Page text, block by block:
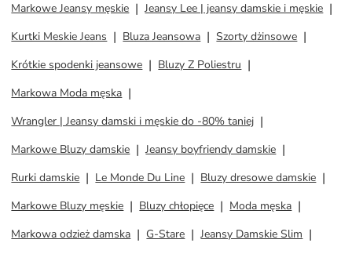
Markowe Jeansy męskie
Jeansy Lee | jeansy damskie i męskie
Kurtki Meskie Jeans
Bluza Jeansowa
Szorty dżinsowe
Krótkie spodenki jeansowe
Bluzy Z Poliestru
Markowa Moda męska
Wrangler | Jeansy damski i męskie do -80% taniej
Markowe Bluzy damskie
Jeansy boyfriendy damskie
Rurki damskie
Le Monde Du Line
Bluzy dresowe damskie
Markowe Bluzy męskie
Bluzy chłopięce
Moda męska
Markowa odzież damska
G-Stare
Jeansy Damskie Slim